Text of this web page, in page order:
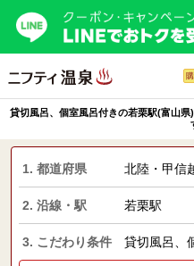
貸切風呂、個室風呂付きの若栗駅(富山
1. 都道府県 北陸・甲信
2. 沿線・駅 若栗駅
3. こだわり条件 貸切風呂、